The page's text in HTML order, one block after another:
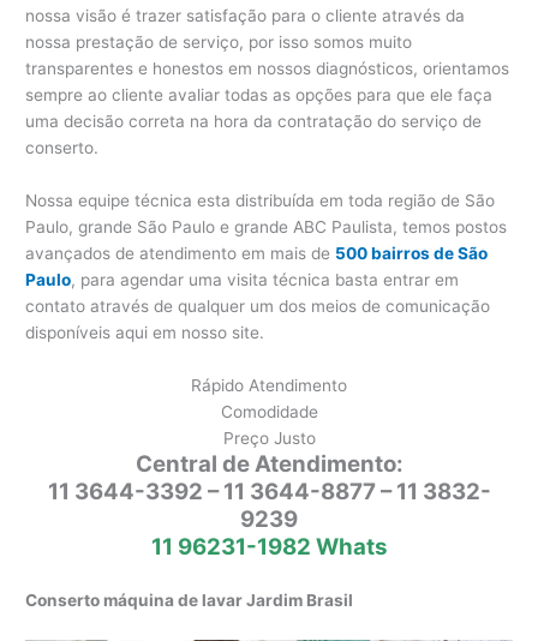
nossa visão é trazer satisfação para o cliente através da
nossa prestação de serviço, por isso somos muito
transparentes e honestos em nossos diagnósticos, orientamos
sempre ao cliente avaliar todas as opções para que ele faça
uma decisão correta na hora da contratação do serviço de
conserto.
Nossa equipe técnica esta distribuída em toda região de São
Paulo, grande São Paulo e grande ABC Paulista, temos postos
avançados de atendimento em mais de 500 bairros de São
Paulo, para agendar uma visita técnica basta entrar em
contato através de qualquer um dos meios de comunicação
disponíveis aqui em nosso site.
Rápido Atendimento
Comodidade
Preço Justo
Central de Atendimento:
11 3644-3392 – 11 3644-8877 – 11 3832-
9239
11 96231-1982 Whats
Conserto máquina de lavar Jardim Brasil